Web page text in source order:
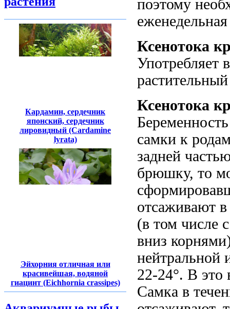
Кардамин, сердечник
японский, сердечник
лировидный (Cardamine
lyrata)
Эйхорния отличная или
красивейшая, водяной
гиацинт (Eichhornia crassipes)
поэтому
Ксенотока
Употребляет
Ксенотока
самки к
задней
брюшку, то
отсаживают
(в том числе
вниз
нейтральной
22-24°. В это
Самка в